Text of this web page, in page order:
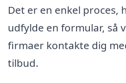
Det er en enkel proces,
udfylde en formular, så
firmaer kontakte dig
tilbud.